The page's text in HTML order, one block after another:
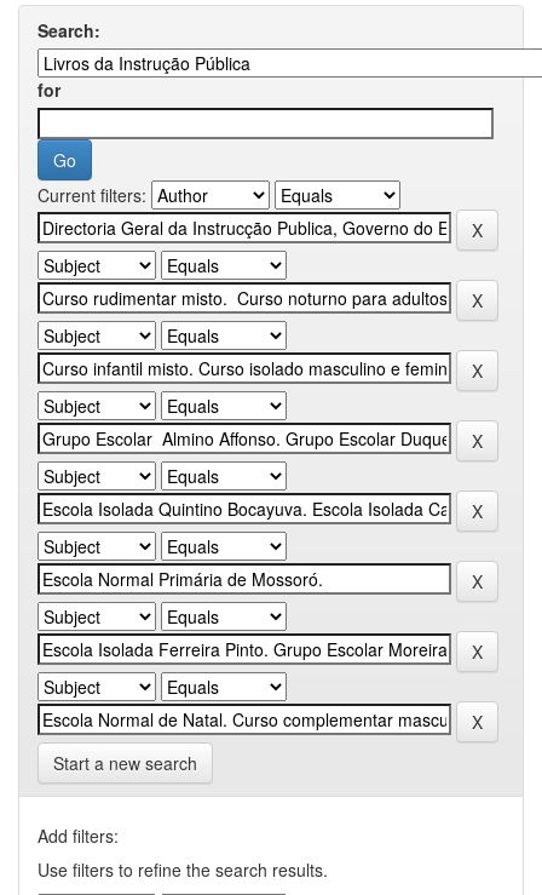
Search:
for
Current filters:
Start a new search
Add filters:
Use filters to refine the search results.